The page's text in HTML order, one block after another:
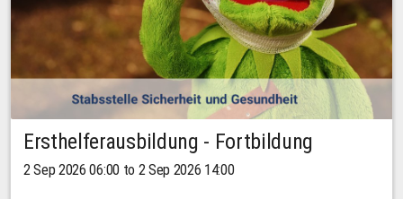
Ersthelferausbildung - Fortbildung
2 Sep 2026 06:00 to 2 Sep 2026 14:00